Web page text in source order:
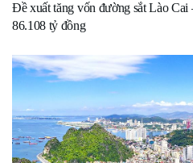
Đề xuất tăng vốn đường sắt Lào
86.108 tỷ đồng